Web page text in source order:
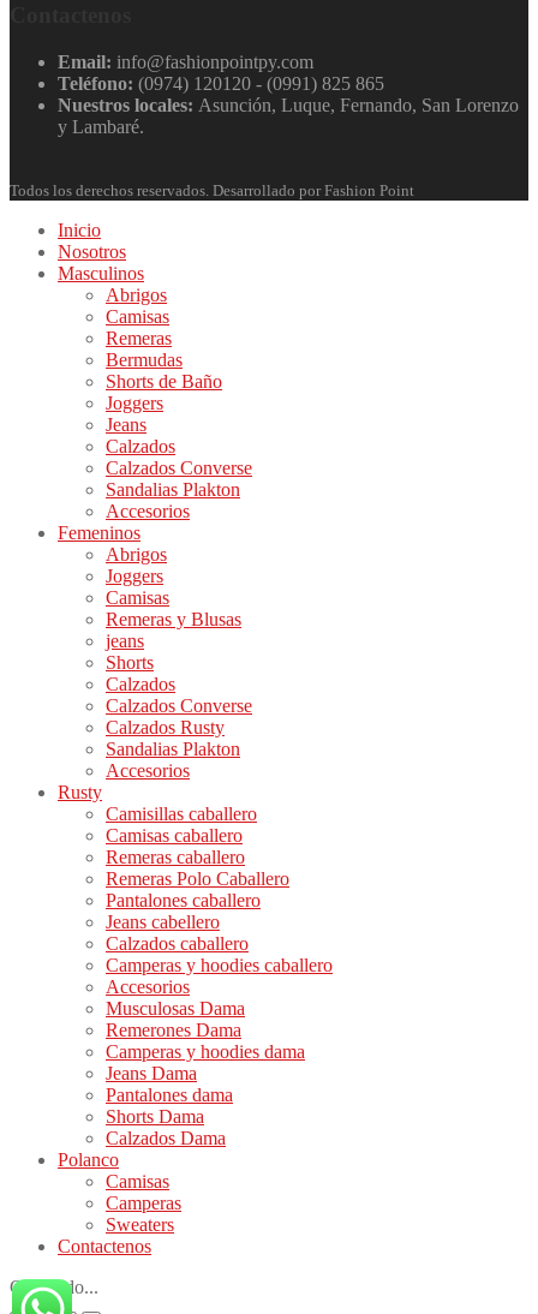
Email: info@fashionpointpy.com
Teléfono: (0974) 120120 - (0991) 825 865
Nuestros locales: Asunción, Luque, Fernando, San Lorenzo
y Lambaré.
Todos los derechos reservados. Desarrollado por Fashion Point
Inicio
Nosotros
Masculinos
Abrigos
Camisas
Remeras
Bermudas
Shorts de Baño
Joggers
Jeans
Calzados
Calzados Converse
Sandalias Plakton
Accesorios
Femeninos
Abrigos
Joggers
Camisas
Remeras y Blusas
jeans
Shorts
Calzados
Calzados Converse
Calzados Rusty
Sandalias Plakton
Accesorios
Rusty
Camisillas caballero
Camisas caballero
Remeras caballero
Remeras Polo Caballero
Pantalones caballero
Jeans cabellero
Calzados caballero
Camperas y hoodies caballero
Accesorios
Musculosas Dama
Remerones Dama
Camperas y hoodies dama
Jeans Dama
Pantalones dama
Shorts Dama
Calzados Dama
Polanco
Camisas
Camperas
Sweaters
Contactenos
Cargando...